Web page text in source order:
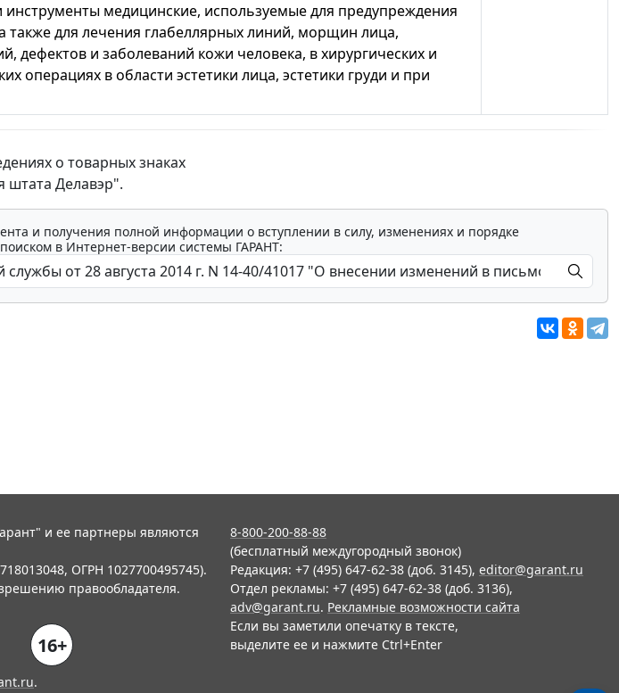
медицинские, используемые для предупреждения
также для лечения глабеллярных линий, морщин лица,
дефектов и заболеваний кожи человека, в хирургических и
операциях в области эстетики лица, эстетики груди и при
о товарных знаках
штата Делавэр".
и получения полной информации о вступлении в силу, изменениях и порядке
в Интернет-версии системы ГАРАНТ:
и ее партнеры являются
ОГРН 1027700495745).
правообладателя.
16+
.
8-800-200-88-88
(бесплатный междугородный звонок)
Редакция: +7 (495) 647-62-38 (доб. 3145), editor@garant.ru
Отдел рекламы: +7 (495) 647-62-38 (доб. 3136),
adv@garant.ru. Рекламные возможности сайта
Если вы заметили опечатку в тексте,
выделите ее и нажмите Ctrl+Enter